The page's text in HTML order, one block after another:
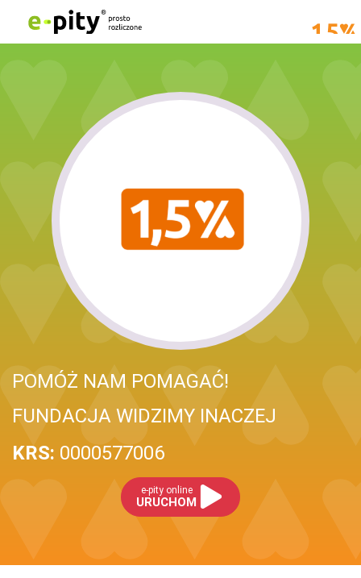
POMÓŻ NAM POMAGAĆ!
FUNDACJA WIDZIMY INACZEJ
KRS: 0000577006
e-pity online
URUCHOM